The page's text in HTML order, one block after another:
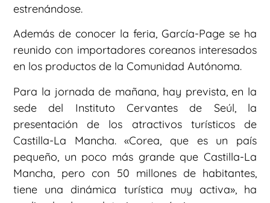
estrenándose.
Además de conocer la feria, García-Page se ha
reunido con importadores coreanos interesados
en los productos de la Comunidad Autónoma.
Para la jornada de mañana, hay prevista, en la
sede del Instituto Cervantes de Seúl, la
presentación de los atractivos turísticos de
Castilla-La Mancha. «Corea, que es un país
pequeño, un poco más grande que Castilla-La
Mancha, pero con 50 millones de habitantes,
tiene una dinámica turística muy activa», ha